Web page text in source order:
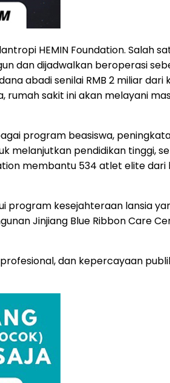
HEMIN Foundation. Salah
dan dijadwalkan beroperasi
abadi senilai RMB 2 miliar
sakit ini akan melayani
program beasiswa,
melanjutkan pendidikan
membantu 534 atlet elite
program kesejahteraan
Jinjiang Blue Ribbon
dan kepercayaan